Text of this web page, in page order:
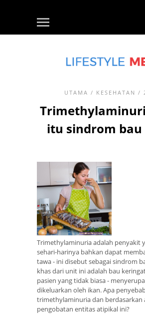
UTAMA / KESEHATAN /
itu sindrom bau
Trimethylaminuria adalah penyakit
sehari-harinya bahkan dapat
tawa - ini disebut sebagai sindrom
khas dari unit ini adalah bau
pasien yang tidak biasa -
dikeluarkan oleh ikan. Apa
trimethylaminuria dan berdasarkan
pengobatan entitas atipikal ini?